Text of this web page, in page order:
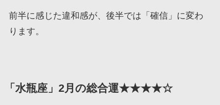
前半に感じた違和感が、後半では「確信」に変わ
ります。
「水瓶座」2月の総合運★★★★☆